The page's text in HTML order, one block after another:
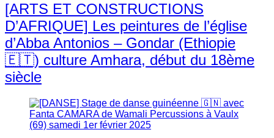
[ARTS ET CONSTRUCTIONS
D’AFRIQUE] Les peintures de l’église
d’Abba Antonios – Gondar (Ethiopie
🇪🇹) culture Amhara, début du 18ème
siècle